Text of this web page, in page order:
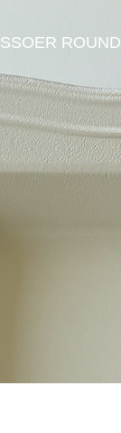
SSOER ROUND